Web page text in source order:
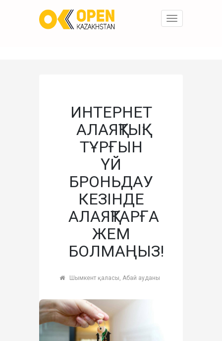
Toggle
ИНТЕРНЕТ
АЛАЯҚТЫҚ:
ТҰРҒЫН
ҮЙ
БРОНЬДАУ
КЕЗІНДЕ
АЛАЯҚТАРҒА
ЖЕМ
БОЛМАҢЫЗ!
Шымкент қаласы, Абай ауданы